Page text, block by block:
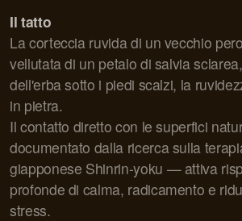
Il tatto
La corteccia ruvida di un vecchio
vellutata di un petalo di salvia
dell'erba sotto i piedi scalzi, la
in pietra.
Il contatto diretto con le superfici
documentato dalla ricerca sulla
giapponese Shinrin-yoku — attiva
profonde di calma, radicamento e
stress.